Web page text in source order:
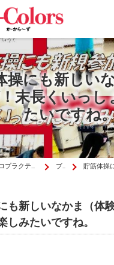
操にも新しい
末長くいっ
たいですね
高松市のカイロプラクティックはか・から～ず施術院 ブログ 貯筋体操にも新しい
も新しいなかま（体
しみたいですね。